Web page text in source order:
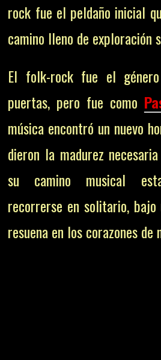
rock fue el peldaño inicial
camino lleno de exploración
El folk-rock fue el
puertas, pero fue como
música encontró un nuevo
dieron la madurez
su camino musical
recorrerse en solitario, bajo
resuena en los corazones de